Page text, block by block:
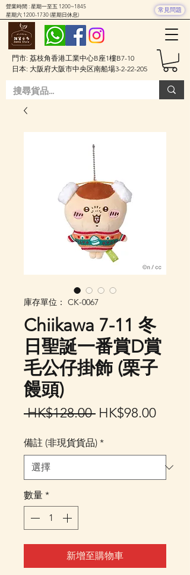
門市: 荔枝角香港工業中心B座1樓B7-10
日本: 大阪府大阪市中央区南船場3-2-22-205
營業時間 : 星期一至五 1200~1845
星期六 1200-1730(星期日休息)
常見問題
庫存單位： CK-0067
Chiikawa 7-11 冬
日聖誕一番賞D賞
毛公仔掛飾 (栗子
饅頭)
HK$128.00 一
價
HK$98.00促
格
備註 (非現貨貨品) *
數量 *
新增至購物車